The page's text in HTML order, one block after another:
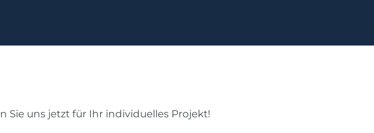
Sie uns jetzt für Ihr individuelles Projekt!